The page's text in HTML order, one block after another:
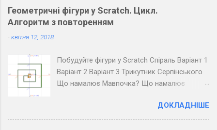
розкодуйте повідомлення товариша.
Запишіть розкодоване повідомлення.
Завдання 4. Закодуйте повідомлення для
паузи між буквами, ще довші між словами).
Розкодуйте повідомлення своїх товаришів.
Геометричні фігури у Scratch. Цикл.
Алгоритм з повторенням
-квітня 12, 2018
Побудуйте фігури у Scratch Спіраль Варіант 1
Варіант 2 Варіант 3 Трикутник Серпінського
Що намалює Мавпочка? Що намалює
ДОКЛАДНІШЕ